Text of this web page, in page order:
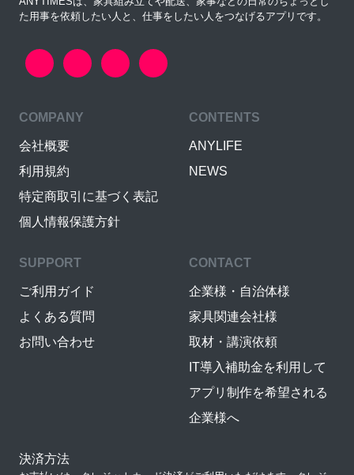
た用事を依頼したい人と、仕事をしたい人をつなげるアプリです。
COMPANY
会社概要
利用規約
特定商取引に基づく表記
個人情報保護方針
CONTENTS
ANYLIFE
NEWS
SUPPORT
ご利用ガイド
よくある質問
お問い合わせ
CONTACT
企業様・自治体様
家具関連会社様
取材・講演依頼
IT導入補助金を利用して
アプリ制作を希望される
企業様へ
決済方法